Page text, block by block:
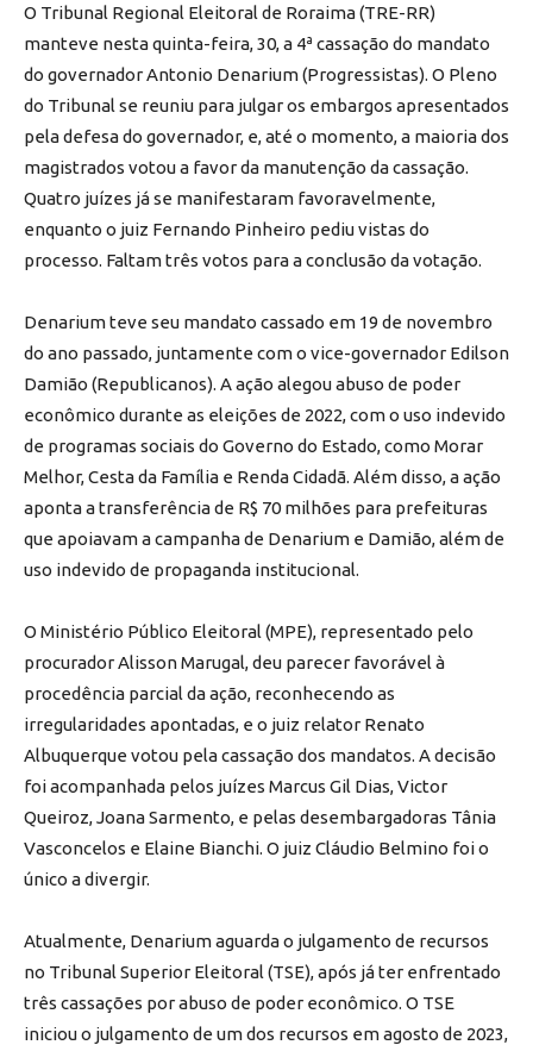
O Tribunal Regional Eleitoral de Roraima (TRE-RR)
manteve nesta quinta-feira, 30, a 4ª cassação do mandato
do governador Antonio Denarium (Progressistas). O Pleno
do Tribunal se reuniu para julgar os embargos apresentados
pela defesa do governador, e, até o momento, a maioria dos
magistrados votou a favor da manutenção da cassação.
Quatro juízes já se manifestaram favoravelmente,
enquanto o juiz Fernando Pinheiro pediu vistas do
processo. Faltam três votos para a conclusão da votação.
Denarium teve seu mandato cassado em 19 de novembro
do ano passado, juntamente com o vice-governador Edilson
Damião (Republicanos). A ação alegou abuso de poder
econômico durante as eleições de 2022, com o uso indevido
de programas sociais do Governo do Estado, como Morar
Melhor, Cesta da Família e Renda Cidadã. Além disso, a ação
aponta a transferência de R$ 70 milhões para prefeituras
que apoiavam a campanha de Denarium e Damião, além de
uso indevido de propaganda institucional.
O Ministério Público Eleitoral (MPE), representado pelo
procurador Alisson Marugal, deu parecer favorável à
procedência parcial da ação, reconhecendo as
irregularidades apontadas, e o juiz relator Renato
Albuquerque votou pela cassação dos mandatos. A decisão
foi acompanhada pelos juízes Marcus Gil Dias, Victor
Queiroz, Joana Sarmento, e pelas desembargadoras Tânia
Vasconcelos e Elaine Bianchi. O juiz Cláudio Belmino foi o
único a divergir.
Atualmente, Denarium aguarda o julgamento de recursos
no Tribunal Superior Eleitoral (TSE), após já ter enfrentado
três cassações por abuso de poder econômico. O TSE
iniciou o julgamento de um dos recursos em agosto de 2023,